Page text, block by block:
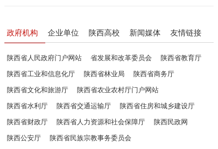
政府机构 企业单位 陕西高校 新闻媒体 友情链接
陕西省人民政府门户网站 省发展和改革委员会 陕西省教育厅
陕西省工业和信息化厅 陕西省林业局 陕西省商务厅
陕西省文化和旅游厅 陕西省农业农村厅门户网站
陕西省水利厅 陕西省交通运输厅 陕西省住房和城乡建设厅
陕西省财政厅 陕西省人力资源和社会保障厅 陕西民政网
陕西公安厅 陕西省民族宗教事务委员会